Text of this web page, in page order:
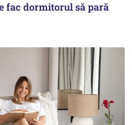
fac dormitorul să pară